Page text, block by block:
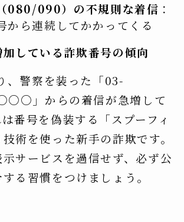
080/090）の不規則な着信 ：
から連続してかかってくる
している詐欺番号の傾向
、警察を装った「03-
からの着信が急増して
番号を偽装する「スプーフィ
術を使った新手の詐欺です。
サービスを過信せず、必ず公
る習慣をつけましょう。